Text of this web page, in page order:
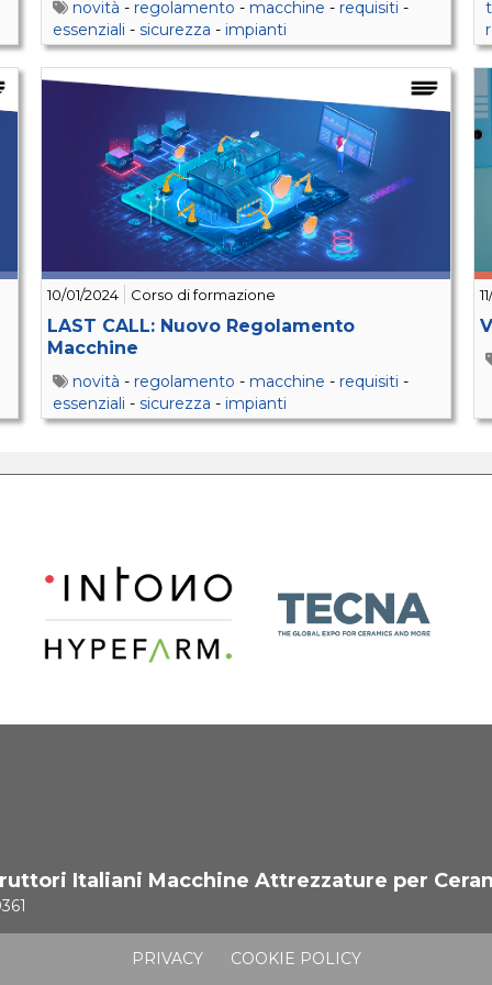
novità - regolamento - macchine - requisiti -
essenziali -sicurezza - impianti
10/01/2024 Corso di formazione
LAST CALL: Nuovo Regolamento
Macchine
novità - regolamento - macchine - requisiti -
essenziali -sicurezza - impianti
Italiani Macchine Attrezzature per
PRIVACY COOKIE POLICY